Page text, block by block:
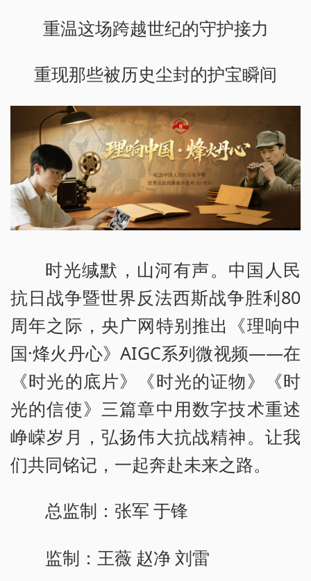
重温这场跨越世纪的守护接力
重现那些被历史尘封的护宝瞬间
时光缄默，山河有声。中国人民
抗日战争暨世界反法西斯战争胜利80
周年之际，央广网特别推出《理响中
国·烽火丹心》AIGC系列微视频——在
《时光的底片》《时光的证物》《时
光的信使》三篇章中用数字技术重述
峥嵘岁月，弘扬伟大抗战精神。让我
们共同铭记，一起奔赴未来之路。
总监制：张军 于锋
监制：王薇 赵净 刘雷